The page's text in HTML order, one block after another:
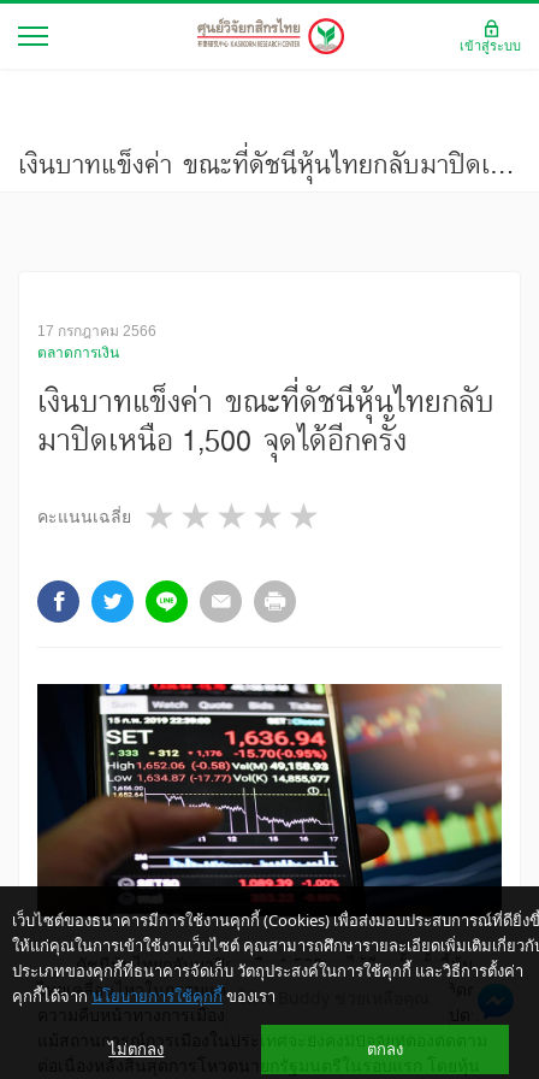
เงินบาทแข็งค่า ขณะที่ดัชนีหุ้นไทยกลับมาปิดเหนือ 1,500 จุดได้อีกครั้ง
17 กรกฎาคม 2566
ตลาดการเงิน
เงินบาทแข็งค่า ขณะที่ดัชนีหุ้นไทยกลับ
มาปิดเหนือ 1,500 จุดได้อีกครั้ง
คะแนนเฉลี่ย 4 stars
3 stars
2 stars
1 star
ดัชนีหุ้นไทยกลับมาปิดเหนือ 1,500 จุดได้อีกครั้ง ทั้งนี้หุ้น
ไทยเคลื่อนไหวในกรอบแคบเกือบตลอดสัปดาห์ระหว่างรอติดตาม
ความคืบหน้าทางการเมือง ก่อนจะดีดตัวขึ้นในช่วงปลายสัปดาห์
แม้สถานการณ์การเมืองในประเทศจะยังคงมีปัจจัยที่ต้องติดตาม
เว็บไซต์ของธนาคารมีการใช้งานคุกกี้ (Cookies) เพื่อส่งมอบประสบการณ์ที่ดียิ่ง
ให้แก่คุณในการเข้าใช้งานเว็บไซต์ คุณสามารถศึกษารายละเอียดเพิ่มเติมเกี่ยวกั
ประเภทของคุกกี้ที่ธนาคารจัดเก็บ วัตถุประสงค์ในการใช้คุกกี้ และวิธีการตั้งค่า
คุกกี้ได้จาก นโยบายการใช้คุกกี้ ของเรา
ไม่ตกลง ตกลง
เข้าสู่ระบบ
ให้ K-Buddy ช่วยเหลือคุณ